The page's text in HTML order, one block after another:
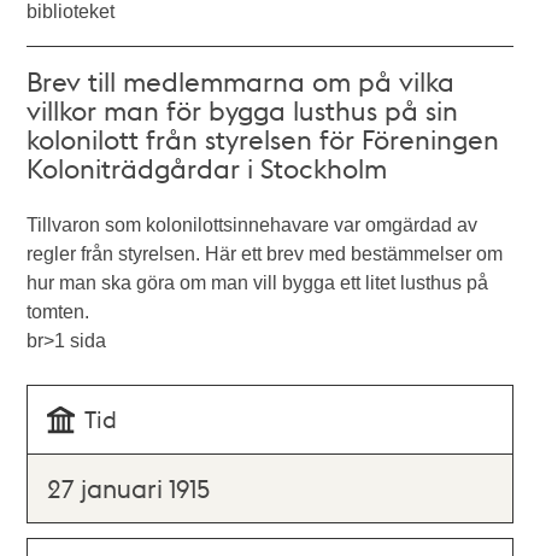
biblioteket
Brev till medlemmarna om på vilka
villkor man för bygga lusthus på sin
kolonilott från styrelsen för Föreningen
Koloniträdgårdar i Stockholm
Tillvaron som kolonilottsinnehavare var omgärdad av
regler från styrelsen. Här ett brev med bestämmelser om
hur man ska göra om man vill bygga ett litet lusthus på
tomten.
br>1 sida
Tid
27 januari 1915